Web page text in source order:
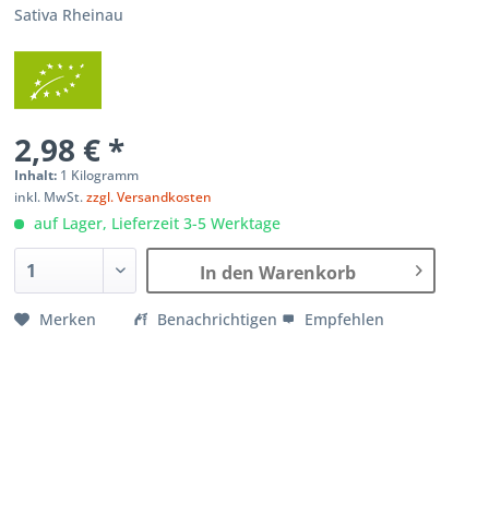
Sativa Rheinau
2,98 € *
Inhalt: 1 Kilogramm
inkl. MwSt.zzgl. Versandkosten
auf Lager, Lieferzeit 3-5 Werktage
In den Warenkorb
Merken Benachrichtigen Empfehlen